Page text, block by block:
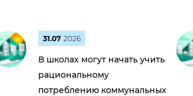
31.07 2026
В школах могут начать учить
рациональному
потреблению коммунальных